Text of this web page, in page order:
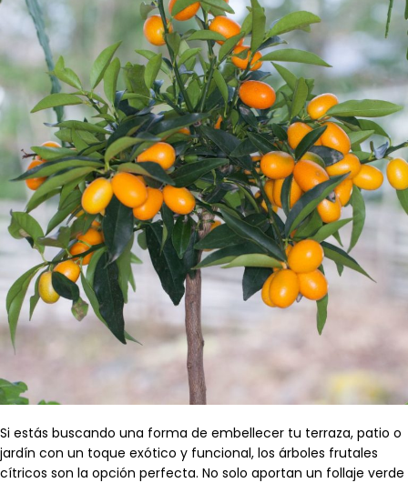
Si estás buscando una forma de embellecer tu terraza, patio o
jardín con un toque exótico y funcional, los árboles frutales
cítricos son la opción perfecta. No solo aportan un follaje verde